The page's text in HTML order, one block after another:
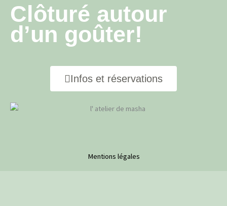
Clôturé autour
d’un goûter!
Infos et réservations
Mentions légales